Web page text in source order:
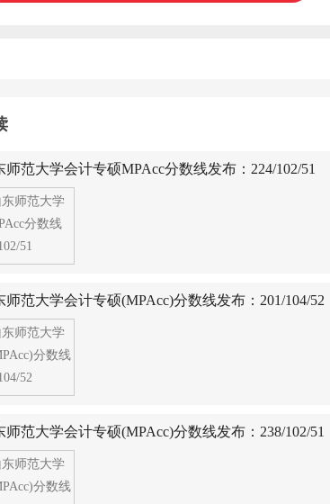
师范大学会计专硕MPAcc分数线发布：224/102/51
师范大学会计专硕(MPAcc)分数线发布：201/104/52
师范大学会计专硕(MPAcc)分数线发布：238/102/51